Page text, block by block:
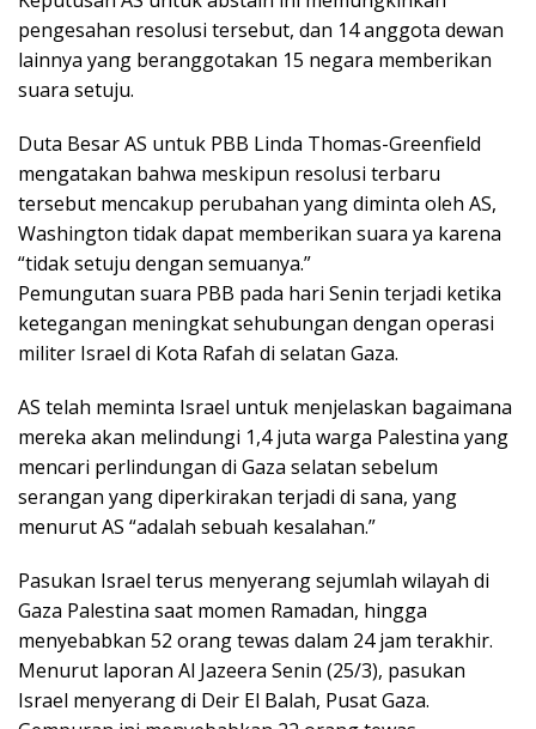
pengesahan resolusi tersebut, dan 14 anggota dewan
lainnya yang beranggotakan 15 negara memberikan
suara setuju.
Duta Besar AS untuk PBB Linda Thomas-Greenfield
mengatakan bahwa meskipun resolusi terbaru
tersebut mencakup perubahan yang diminta oleh AS,
Washington tidak dapat memberikan suara ya karena
“tidak setuju dengan semuanya.”
Pemungutan suara PBB pada hari Senin terjadi ketika
ketegangan meningkat sehubungan dengan operasi
militer Israel di Kota Rafah di selatan Gaza.
AS telah meminta Israel untuk menjelaskan bagaimana
mereka akan melindungi 1,4 juta warga Palestina yang
mencari perlindungan di Gaza selatan sebelum
serangan yang diperkirakan terjadi di sana, yang
menurut AS “adalah sebuah kesalahan.”
Pasukan Israel terus menyerang sejumlah wilayah di
Gaza Palestina saat momen Ramadan, hingga
menyebabkan 52 orang tewas dalam 24 jam terakhir.
Menurut laporan Al Jazeera Senin (25/3), pasukan
Israel menyerang di Deir El Balah, Pusat Gaza.